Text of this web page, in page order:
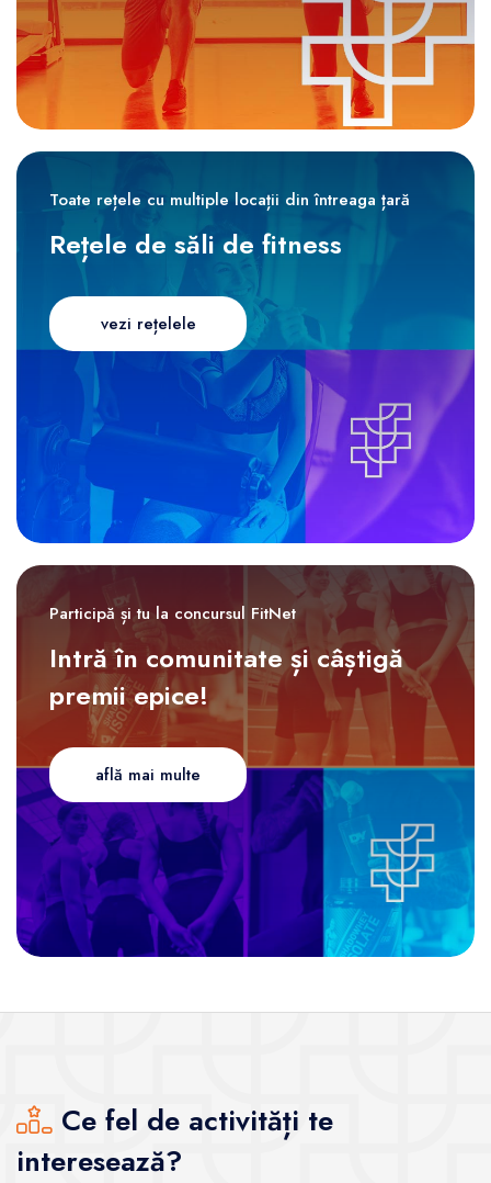
Toate rețele cu multiple locații din întreaga țară
Rețele de săli de fitness
vezi rețelele
Participă și tu la concursul FitNet
Intră în comunitate și câștigă
premii epice!
află mai multe
Ce fel de activități te
interesează?